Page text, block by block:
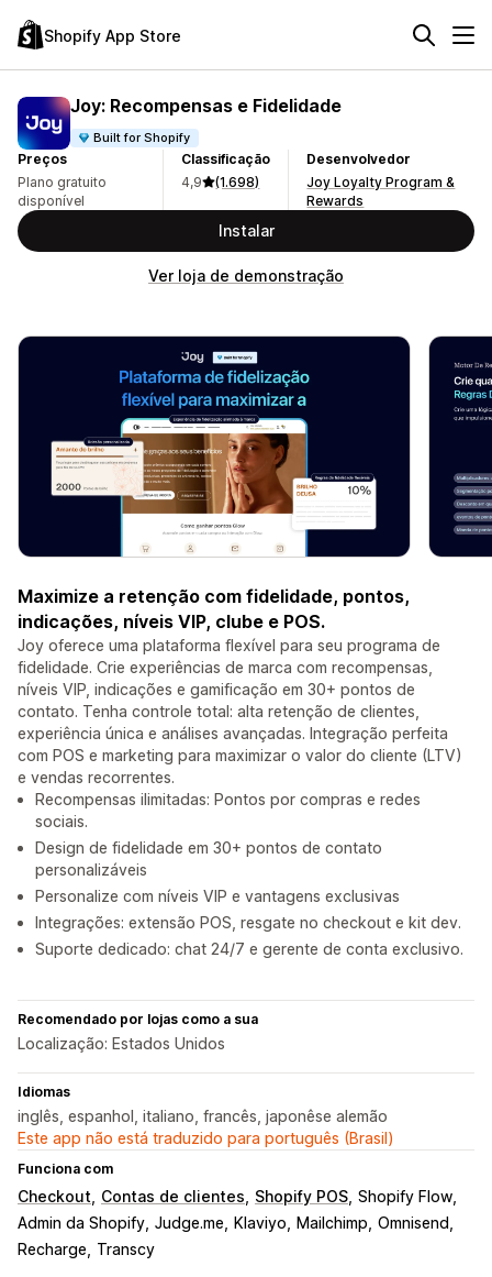
Shopify App Store
Joy: Recompensas e Fidelidade
Built for Shopify
Preços
Plano gratuito
disponível
Classificação
4,9
(1.698)
Desenvolvedor
Joy Loyalty Program &
Rewards
Instalar
Ver loja de demonstração
Maximize a retenção com fidelidade, pontos,
indicações, níveis VIP, clube e POS.
Joy oferece uma plataforma flexível para seu programa de
fidelidade. Crie experiências de marca com recompensas,
níveis VIP, indicações e gamificação em 30+ pontos de
contato. Tenha controle total: alta retenção de clientes,
experiência única e análises avançadas. Integração perfeita
com POS e marketing para maximizar o valor do cliente (LTV)
e vendas recorrentes.
Recompensas ilimitadas: Pontos por compras e redes
sociais.
Design de fidelidade em 30+ pontos de contato
personalizáveis
Personalize com níveis VIP e vantagens exclusivas
Integrações: extensão POS, resgate no checkout e kit dev.
Suporte dedicado: chat 24/7 e gerente de conta exclusivo.
Recomendado por lojas como a sua
Localização: Estados Unidos
Idiomas
inglês, espanhol, italiano, francês, japonêse alemão
Este app não está traduzido para português (Brasil)
Funciona com
Checkout Contas de clientes Shopify POS Shopify Flow
Admin da Shopify Judge.me Klaviyo Mailchimp Omnisend
Recharge
Transcy